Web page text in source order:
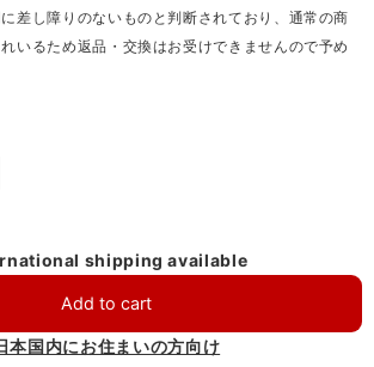
差し障りのないものと判断されており、通常の商
いるため返品・交換はお受けできませんので予め
shipping available
Add to cart
本国内にお住まいの方向け